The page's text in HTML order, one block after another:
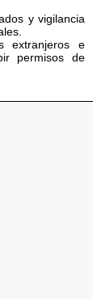
y vigilancia
extranjeros e
permisos de